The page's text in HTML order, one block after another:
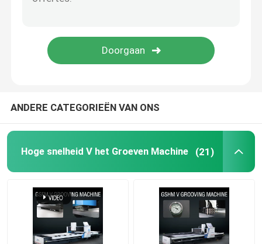
ANDERE CATEGORIEËN VAN ONS
Hoge snelheid V het Groeven Machine (21)